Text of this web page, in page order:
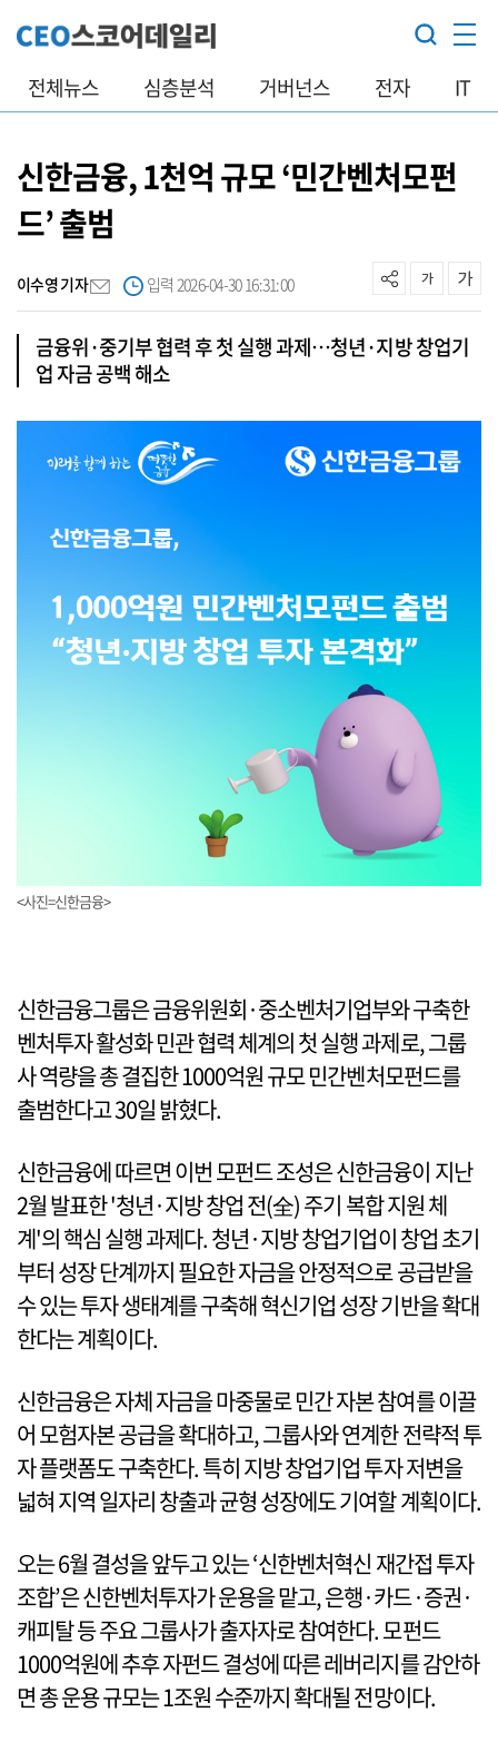
전체뉴스 심층분석 거버넌스 전자 IT
신한금융, 1천억 규모 ‘민간벤처모펀
드’ 출범
이수영 기자 입력 2026-04-30 16:31:00
금융위·중기부 협력 후 첫 실행 과제…청년·지방 창업기
업 자금 공백 해소
<사진=신한금융>
신한금융그룹은 금융위원회·중소벤처기업부와 구축한
벤처투자 활성화 민관 협력 체계의 첫 실행 과제로, 그룹
사 역량을 총 결집한 1000억원 규모 민간벤처모펀드를
출범한다고 30일 밝혔다.
신한금융에 따르면 이번 모펀드 조성은 신한금융이 지난
2월 발표한 '청년·지방 창업 전(全) 주기 복합 지원 체
계'의 핵심 실행 과제다. 청년·지방 창업기업이 창업 초기
부터 성장 단계까지 필요한 자금을 안정적으로 공급받을
수 있는 투자 생태계를 구축해 혁신기업 성장 기반을 확대
한다는 계획이다.
신한금융은 자체 자금을 마중물로 민간 자본 참여를 이끌
어 모험자본 공급을 확대하고, 그룹사와 연계한 전략적 투
자 플랫폼도 구축한다. 특히 지방 창업기업 투자 저변을
넓혀 지역 일자리 창출과 균형 성장에도 기여할 계획이다.
오는 6월 결성을 앞두고 있는 ‘신한벤처혁신 재간접 투자
조합’은 신한벤처투자가 운용을 맡고, 은행·카드·증권·
캐피탈 등 주요 그룹사가 출자자로 참여한다. 모펀드
1000억원에 추후 자펀드 결성에 따른 레버리지를 감안하
면 총 운용 규모는 1조원 수준까지 확대될 전망이다.